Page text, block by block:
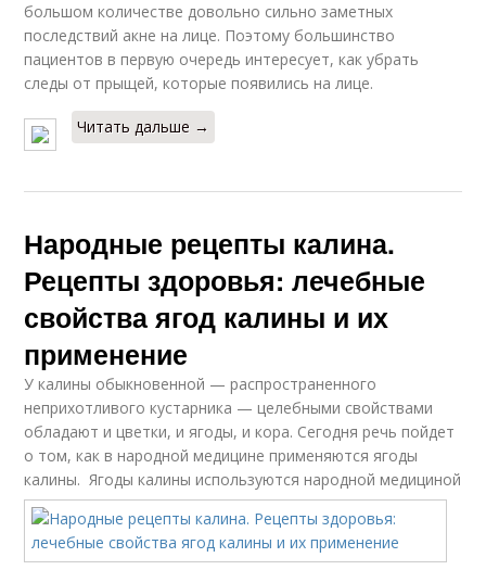
большом количестве довольно сильно заметных
последствий акне на лице. Поэтому большинство
пациентов в первую очередь интересует, как убрать
следы от прыщей, которые появились на лице.
Читать дальше →
Народные рецепты калина.
Рецепты здоровья: лечебные
свойства ягод калины и их
применение
У калины обыкновенной — распространенного
неприхотливого кустарника — целебными свойствами
обладают и цветки, и ягоды, и кора. Сегодня речь пойдет
о том, как в народной медицине применяются ягоды
калины. Ягоды калины используются народной медициной